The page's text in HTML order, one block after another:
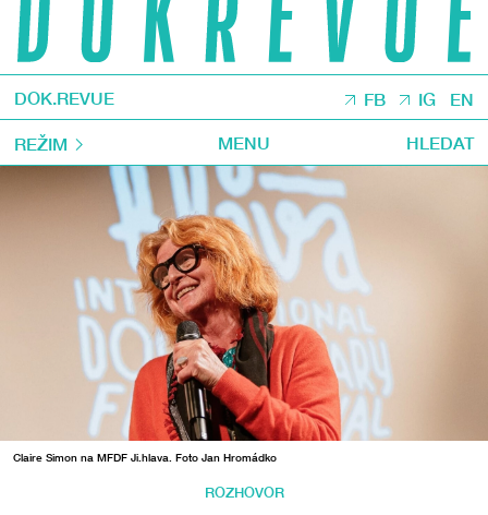
DOK.REVUE FB IG EN
REŽIM MENU HLEDAT
Claire Simon na MFDF Ji.hlava. Foto Jan Hromádko
ROZHOVOR